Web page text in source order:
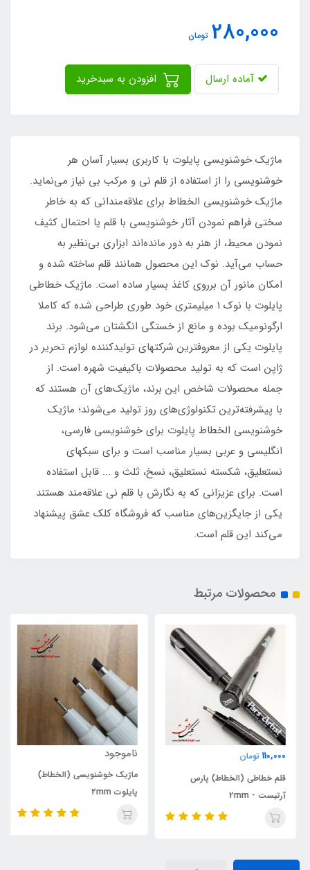
280,000 تومان
آماده ارسال
ماژیک خوشنویسی پایلوت با کاربری بسیار آسان هر
خوشنویسی را از استفاده از قلم نی و مرکب بی نیاز می‌نماید.
ماژیک خوشنویسی الخطاط برای علاقه‌مندانی که به خاطر
سختی فراهم نمودن آثار خوشنویسی با قلم یا احتمال کثیف
نمودن محیط، از هنر به دور مانده‌اند ابزاری بی‌نظیر به
حساب می‌آید. نوک این محصول همانند قلم ساخته شده و
امکان مانور آن بر‌روی کاغذ بسیار ساده است. ماژیک خطاطی
پایلوت با نوک 1 میلیمتری خود طوری طراحی شده که کاملا
ارگونومیک بوده و مانع از خستگی انگشتان می‌شود. برند
پایلوت یکی از معروفترین شرکتهای تولیدکننده لوازم تحریر در
ژاپن است که به تولید محصولات باکیفیت شهره است. از
جمله محصولات شاخص این برند، ماژیک‌های آن هستند که
با پیشرفته‌ترین تکنولوژی‌های روز تولید می‌شوند؛ ماژیک
خوشنویسی الخطاط پایلوت برای خوشنویسی فارسی،
انگلیسی و عربی بسیار مناسب است و برای سبکهای
نستعلیق، شکسته نستعلیق، نسخ، ثلث و ... قابل استفاده
است. برای عزیزانی که به نگارش با قلم نی علاقه‌مند هستند
یکی از جایگزین‌های مناسب که فروشگاه کلک عشق پیشنهاد
می‌کند این قلم است.
محصولات مرتبط
110,000 تومان
قلم خطاطی (الخطاط) پارس
آرتیست - 2mm
ناموجود
ماژیک خوشنویسی (الخطاط)
پایلوت 2mm